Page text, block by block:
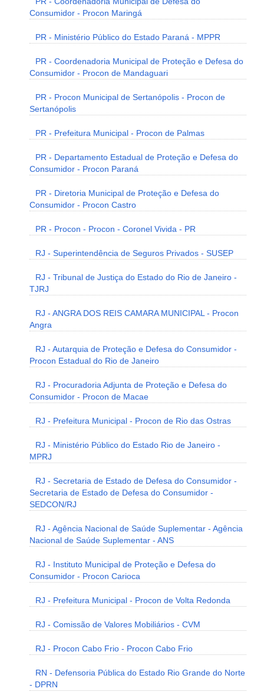
Consumidor - Procon Maringá
PR - Ministério Público do Estado Paraná - MPPR
PR - Coordenadoria Municipal de Proteção e Defesa do
Consumidor - Procon de Mandaguari
PR - Procon Municipal de Sertanópolis - Procon de
Sertanópolis
PR - Prefeitura Municipal - Procon de Palmas
PR - Departamento Estadual de Proteção e Defesa do
Consumidor - Procon Paraná
PR - Diretoria Municipal de Proteção e Defesa do
Consumidor - Procon Castro
PR - Procon - Procon - Coronel Vivida - PR
RJ - Superintendência de Seguros Privados - SUSEP
RJ - Tribunal de Justiça do Estado do Rio de Janeiro -
TJRJ
RJ - ANGRA DOS REIS CAMARA MUNICIPAL - Procon
Angra
RJ - Autarquia de Proteção e Defesa do Consumidor -
Procon Estadual do Rio de Janeiro
RJ - Procuradoria Adjunta de Proteção e Defesa do
Consumidor - Procon de Macae
RJ - Prefeitura Municipal - Procon de Rio das Ostras
RJ - Ministério Público do Estado Rio de Janeiro -
MPRJ
RJ - Secretaria de Estado de Defesa do Consumidor -
Secretaria de Estado de Defesa do Consumidor -
SEDCON/RJ
RJ - Agência Nacional de Saúde Suplementar - Agência
Nacional de Saúde Suplementar - ANS
RJ - Instituto Municipal de Proteção e Defesa do
Consumidor - Procon Carioca
RJ - Prefeitura Municipal - Procon de Volta Redonda
RJ - Comissão de Valores Mobiliários - CVM
RJ - Procon Cabo Frio - Procon Cabo Frio
RN - Defensoria Pública do Estado Rio Grande do Norte
- DPRN